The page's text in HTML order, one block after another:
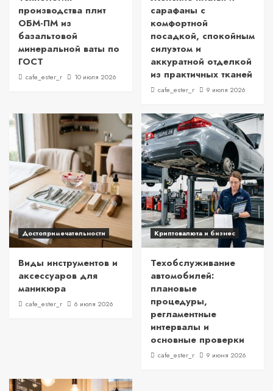
производства плит
ОБМ-ПМ из
базальтовой
минеральной ваты по
ГОСТ
cafe_ester_r 10 июля 2026
сарафаны с
комфортной
посадкой, спокойным
силуэтом и
аккуратной отделкой
из практичных тканей
cafe_ester_r 9 июля 2026
Достопримечательности
Виды инструментов и
аксессуаров для
маникюра
cafe_ester_r 6 июля 2026
Криптовалюта и бизнес
Техобслуживание
автомобилей:
плановые
процедуры,
регламентные
интервалы и
основные проверки
cafe_ester_r 9 июня 2026